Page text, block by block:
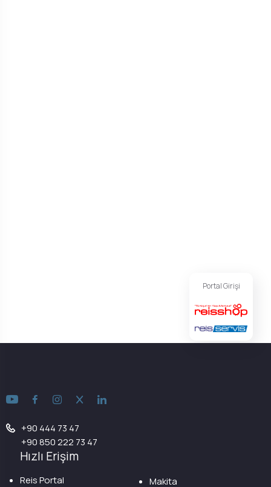
Portal Girişi
+90 444 73 47
+90 850 222 73 47
Hızlı Erişim
Reis Portal Makita